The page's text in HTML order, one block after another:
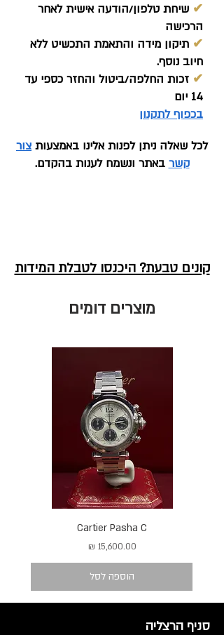
✔ שיחת טלפון/הודעה אישית לאחר
הרכישה
✔ תיקון מידה והתאמת התכשיט ללא
חיוב נוסף.
✔ זכות החלפה/ביטול והחזר כספי עד
14 יום
בכפוף לתקנון
לכל שאלה ניתן לפנות אלינו באמצעות צור
קשר באתר ונשמח לענות בהקדם.
קונים טבעת? היכנסו לטבלת המידות
מוצרים דומים
Cartier Pasha C
מחיר
הוספה לסל
סניף הרצליה